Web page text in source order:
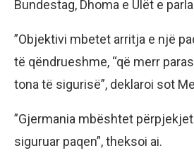
Bundestag, Dhoma e Ulët e
”Objektivi mbetet arritja e një
të qëndrueshme, “që merr
tona të sigurisë”, deklaroi sot
”Gjermania mbështet
siguruar paqen”, theksoi ai.